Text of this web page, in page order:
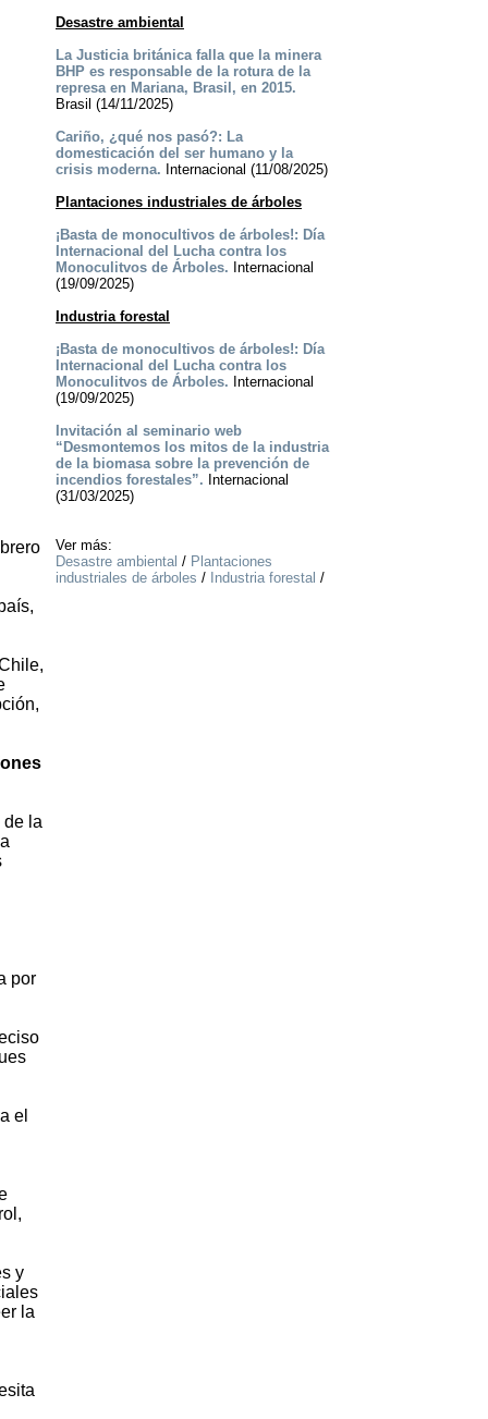
de la
por
el
y
la
Desastre ambiental
La Justicia británica falla que la minera
BHP es responsable de la rotura de la
represa en Mariana, Brasil, en 2015.
Brasil (14/11/2025)
Cariño, ¿qué nos pasó?: La
domesticación del ser humano y la
crisis moderna. Internacional (11/08/2025)
Plantaciones industriales de árboles
¡Basta de monocultivos de árboles!: Día
Internacional del Lucha contra los
Monoculitvos de Árboles. Internacional
(19/09/2025)
Industria forestal
¡Basta de monocultivos de árboles!: Día
Internacional del Lucha contra los
Monoculitvos de Árboles. Internacional
(19/09/2025)
Invitación al seminario web
“Desmontemos los mitos de la industria
de la biomasa sobre la prevención de
incendios forestales”. Internacional
(31/03/2025)
Ver más:
Desastre ambiental / Plantaciones
industriales de árboles / Industria forestal /